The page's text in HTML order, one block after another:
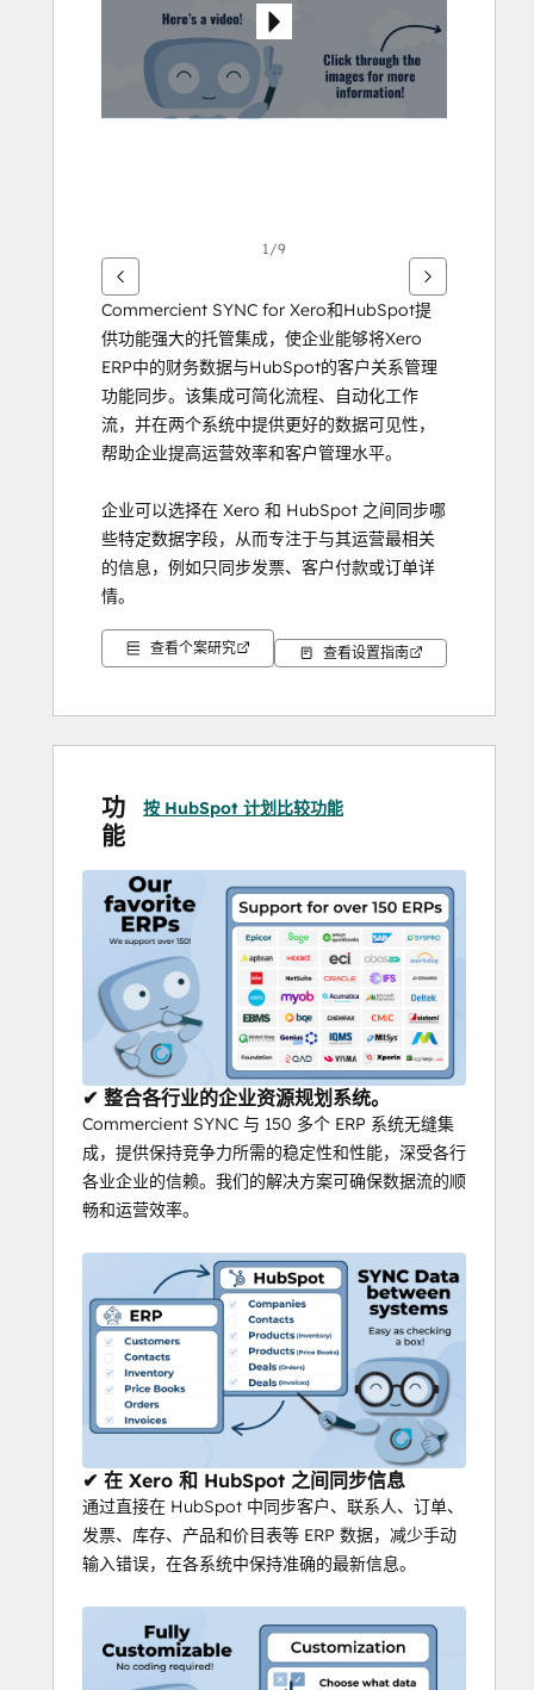
1/9
Commercient SYNC for Xero和HubSpot提
供功能强大的托管集成，使企业能够将Xero
ERP中的财务数据与HubSpot的客户关系管理
功能同步。该集成可简化流程、自动化工作
流，并在两个系统中提供更好的数据可见性，
帮助企业提高运营效率和客户管理水平。
企业可以选择在 Xero 和 HubSpot 之间同步哪
些特定数据字段，从而专注于与其运营最相关
的信息，例如只同步发票、客户付款或订单详
情。
有兴趣了解有关 Xero 和 HubSpot 集成的更
查看此演示，了解 我们的 ERP 集成工具
如何
查看个案研究 查看设置指南
功
能
按 HubSpot 计划比较功能
✔ 整合各行业的企业资源规划系统。
Commercient SYNC 与 150 多个 ERP 系统无缝集
成，提供保持竞争力所需的稳定性和性能，深受各行
各业企业的信赖。我们的解决方案可确保数据流的顺
畅和运营效率。
✔ 在 Xero 和 HubSpot 之间同步信息
通过直接在 HubSpot 中同步客户、联系人、订单、
发票、库存、产品和价目表等 ERP 数据，减少手动
输入错误，在各系统中保持准确的最新信息。